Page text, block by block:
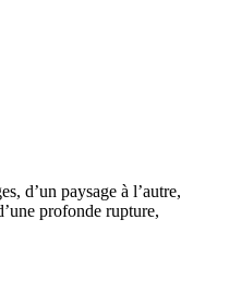
d’un paysage à l’autre,
profonde rupture,